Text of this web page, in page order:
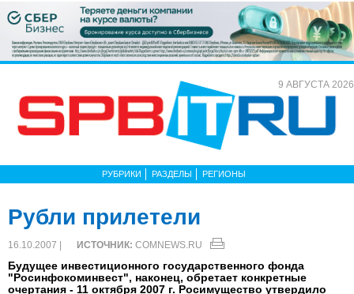
9 АВГУСТА 2026
РУБРИКИ РАЗДЕЛЫ РЕГИОНЫ
Рубли прилетели
16.10.2007 | ИСТОЧНИК: COMNEWS.RU
Будущее инвестиционного государственного фонда
"Росинфокоминвест", наконец, обретает конкретные
очертания - 11 октября 2007 г. Росимущество утвердило